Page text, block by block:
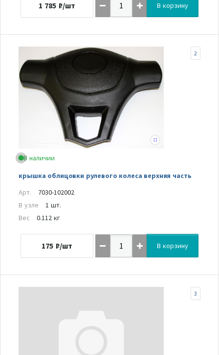
1 785 ₽/шт В корзину
В наличии
крышка облицовки рулевого колеса верхняя часть
2
Арт.
7030-102002
В узле
1 шт.
Вес
0.112 кг
175 ₽/шт В корзину
3